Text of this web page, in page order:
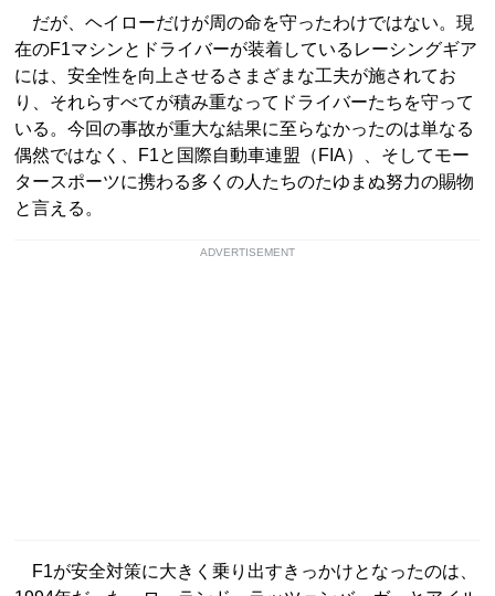
だが、ヘイローだけが周の命を守ったわけではない。現
在のF1マシンとドライバーが装着しているレーシングギア
には、安全性を向上させるさまざまな工夫が施されてお
り、それらすべてが積み重なってドライバーたちを守って
いる。今回の事故が重大な結果に至らなかったのは単なる
偶然ではなく、F1と国際自動車連盟（FIA）、そしてモー
タースポーツに携わる多くの人たちのたゆまぬ努力の賜物
と言える。
ADVERTISEMENT
F1が安全対策に大きく乗り出すきっかけとなったのは、